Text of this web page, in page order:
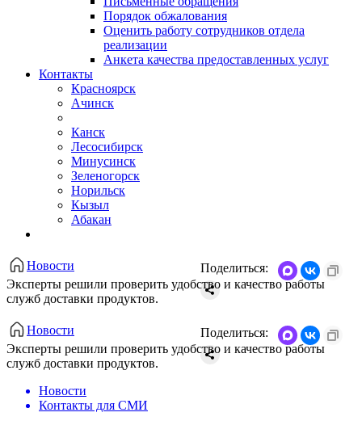
Порядок обжалования
Оценить работу сотрудников отдела
реализации
Анкета качества предоставленных услуг
Контакты
Красноярск
Ачинск
Канск
Лесосибирск
Минусинск
Зеленогорск
Норильск
Кызыл
Абакан
Новости
Эксперты решили проверить удобство и качество работы
служб доставки продуктов.
Поделиться:
Новости
Эксперты решили проверить удобство и качество работы
служб доставки продуктов.
Поделиться:
Новости
Контакты для СМИ